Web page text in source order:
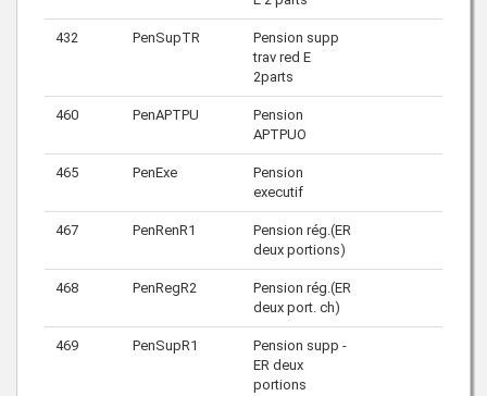
432 PenSupTR
Pension supp
trav red E
2parts
460 PenAPTPU
Pension
APTPUO
465 PenExe
Pension
executif
467 PenRenR1
Pension rég.(ER
deux portions)
468 PenRegR2
Pension rég.(ER
deux port. ch)
469 PenSupR1
Pension supp -
ER deux
portions